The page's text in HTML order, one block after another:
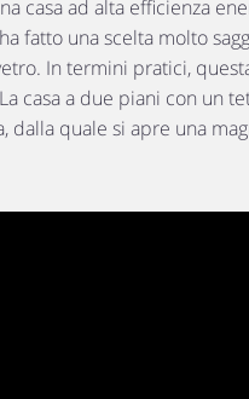
casa ad alta efficienza
fatto una scelta molto
In termini pratici,
casa a due piani con un
dalla quale si apre una